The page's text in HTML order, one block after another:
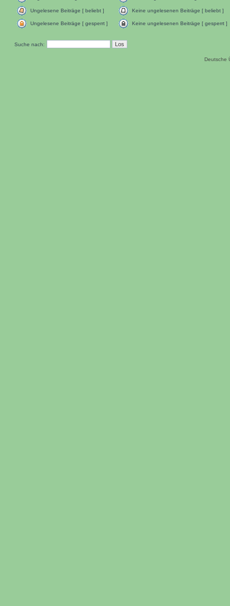
Ungelesene Beiträge [ beliebt ] Keine ungelesenen Beiträge [ beliebt ]
Ungelesene Beiträge [ gesperrt ] Keine ungelesenen Beiträge [ gesperrt ]
Suche nach:
Deutsche